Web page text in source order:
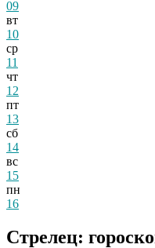
09
вт
10
ср
11
чт
12
пт
13
сб
14
вс
15
пн
16
Стрелец: